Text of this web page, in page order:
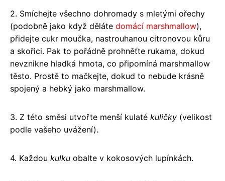
2. Smíchejte všechno dohromady s mletými ořechy
(podobně jako když děláte domácí marshmallow),
přidejte cukr moučka, nastrouhanou citronovou kůru
a skořici. Pak to pořádně prohněťte rukama, dokud
nevznikne hladká hmota, co připomíná marshmallow
těsto. Prostě to mačkejte, dokud to nebude krásně
spojený a hebký jako marshmallow.
3. Z této směsi utvořte menší kulaté kuličky (velikost
podle vašeho uvážení).
4. Každou kulku obalte v kokosových lupínkách.